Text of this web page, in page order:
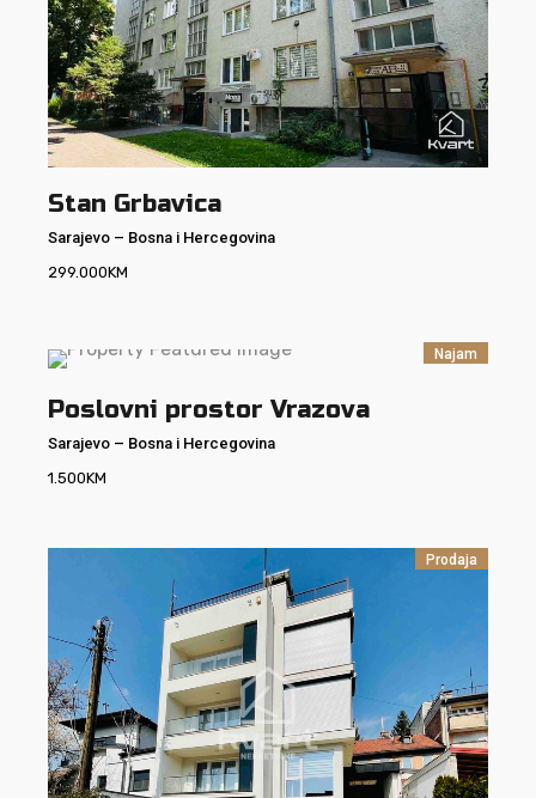
Stan Grbavica
Sarajevo – Bosna i Hercegovina
299.000KM
Najam
Poslovni prostor Vrazova
Sarajevo – Bosna i Hercegovina
1.500KM
Prodaja